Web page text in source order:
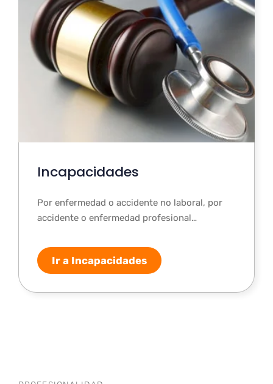
Incapacidades
Por enfermedad o accidente no laboral, por
accidente o enfermedad profesional…
Ir a Incapacidades